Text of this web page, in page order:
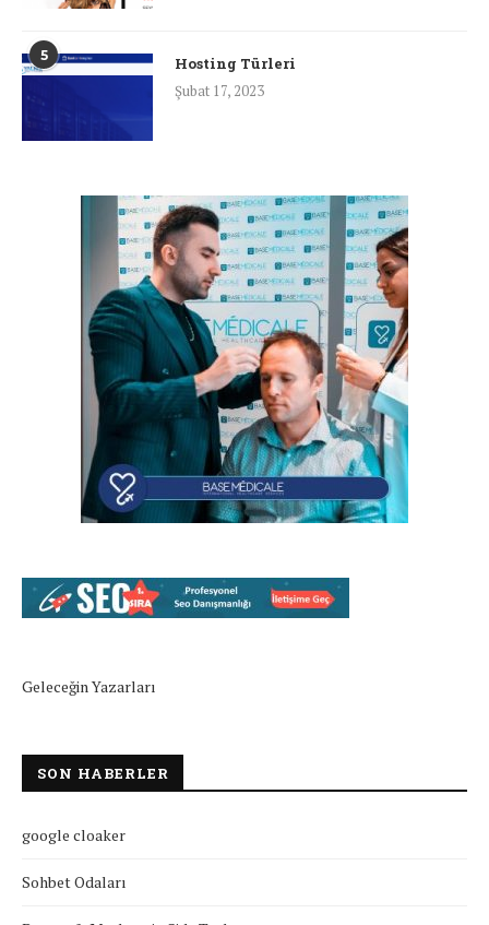
5
Hosting Türleri
Şubat 17, 2023
Geleceğin Yazarları
SON HABERLER
google cloaker
Sohbet Odaları